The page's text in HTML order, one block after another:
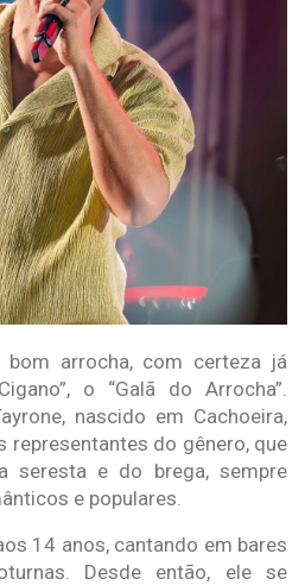
CONTATO
arrocha, com certeza já
o “Galã do Arrocha”.
nascido em Cachoeira,
representantes do gênero, que
seresta e do brega, sempre
e populares.
14 anos, cantando em bares
Desde então, ele se